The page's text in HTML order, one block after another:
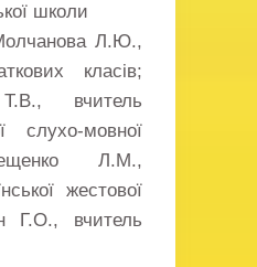
школи
Л.Ю.,
класів;
Т.В., вчитель
слухо-мовної
Л.М.,
жестової
Г.О., вчитель